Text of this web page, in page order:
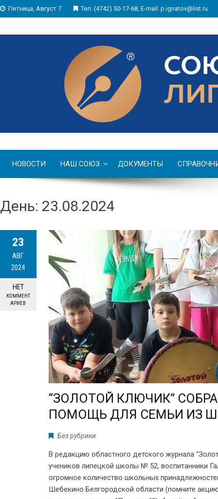
Пятница, Август 7 Тел. (4742) 50-17-68, E-mail: p.ignatov@list.ru
НОВОСТИ НАШ СОЮЗ ДОКУМЕНТЫ
День: 23.08.2024
23
АВГ
2024
НЕТ
КОММЕНТ
АРИЕВ
“ЗОЛОТОЙ КЛЮЧИК”
ПОМОЩЬ ДЛЯ СЕМЬИ ИЗ
Без рубрики
В редакцию областного детского журнала
учеников липецкой школы № 52, воспитанники
огромное количество школьных
Шебекино Белгородской области (помните